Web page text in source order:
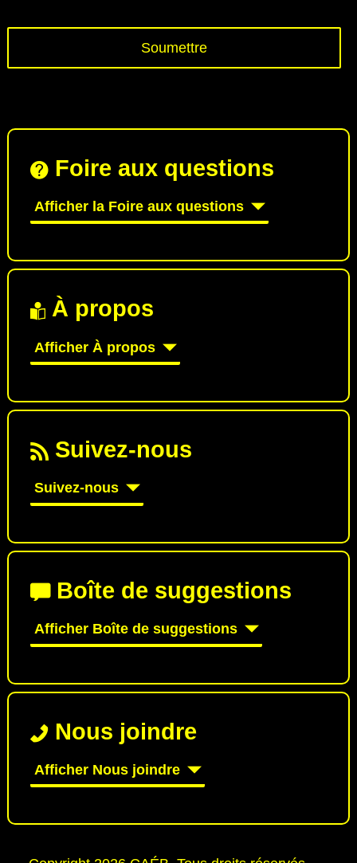
Foire aux questions
Afficher la Foire aux questions
À propos
Afficher À propos
Suivez-nous
Suivez-nous
Boîte de suggestions
Afficher Boîte de suggestions
Nous joindre
Afficher Nous joindre